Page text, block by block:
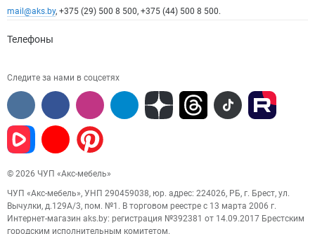
mail@aks.by, +375 (29) 500 8 500, +375 (44) 500 8 500.
Телефоны
Следите за нами в соцсетях
© 2026 ЧУП «Акс-мебель»
ЧУП «Акс-мебель», УНП 290459038, юр. адрес: 224026, РБ, г. Брест, ул.
Вычулки, д.129А/3, пом. №1. В торговом реестре с 13 марта 2006 г.
Интернет-магазин aks.by: регистрация №392381 от 14.09.2017 Брестским
городским исполнительным комитетом.